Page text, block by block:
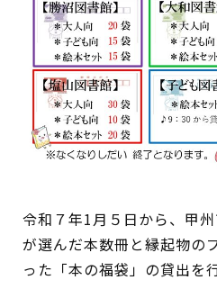
令和７年1月５日から、甲
が選んだ本数冊と縁起物の
った「本の福袋」の貸出を
図書館地
よくある
マンガ「雨
スポンサ
リン
利用